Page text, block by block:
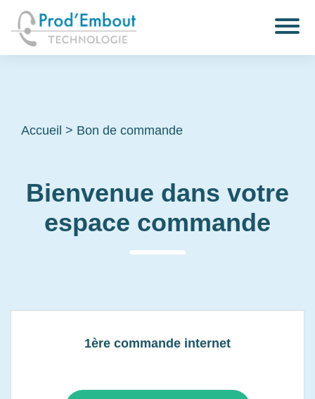
Accueil > Bon de commande
Bienvenue dans votre
espace commande
1ère commande internet